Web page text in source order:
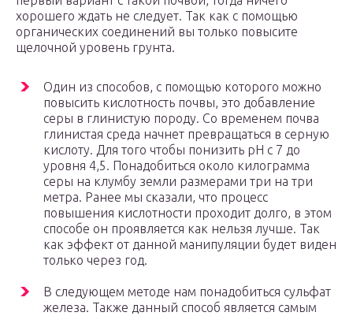
хорошего ждать не следует. Так как с помощью
органических соединений вы только повысите
щелочной уровень грунта.
Один из способов, с помощью которого можно
повысить кислотность почвы, это добавление
серы в глинистую породу. Со временем почва
глинистая среда начнет превращаться в серную
кислоту. Для того чтобы понизить pH c 7 до
уровня 4,5. Понадобиться около килограмма
серы на клумбу земли размерами три на три
метра. Ранее мы сказали, что процесс
повышения кислотности проходит долго, в этом
способе он проявляется как нельзя лучше. Так
как эффект от данной манипуляции будет виден
только через год.
В следующем методе нам понадобиться сульфат
железа. Также данный способ является самым